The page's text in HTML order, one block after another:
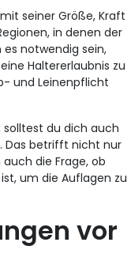
seiner Größe, Kraft
in denen der
es notwendig sein,
Haltererlaubnis zu
und Leinenpflicht
solltest du dich auch
Das betrifft nicht nur
die Frage, ob
um die Auflagen zu
vor